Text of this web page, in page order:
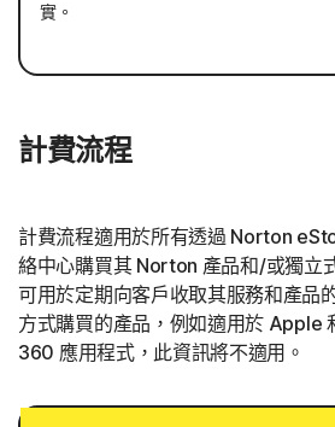
實。
計費流程
計費流程適用於所有透過 Norton
絡中心購買其 Norton 產品和/或獨立
可用於定期向客戶收取其服務和產品
方式購買的產品，例如適用於 Apple
360 應用程式，此資訊將不適用。